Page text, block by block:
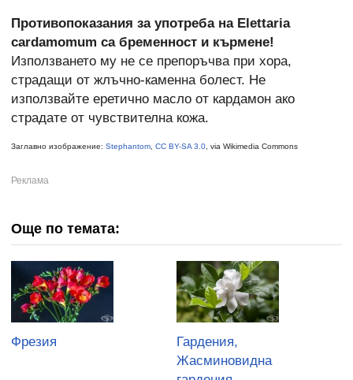
Противопоказания за употреба на Elettaria
cardamomum са бременност и кърмене!
Използването му не се препоръчва при хора,
страдащи от жлъчно-каменна болест. Не
използвайте еретично масло от кардамон ако
страдате от чувствителна кожа.
Заглавно изображение: Stephantom, CC BY-SA 3.0, via Wikimedia Commons
Още по темата:
Фрезия
Гардения,
Жасминовидна